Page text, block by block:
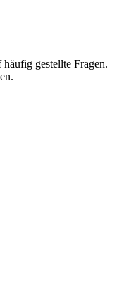
gestellte Fragen.